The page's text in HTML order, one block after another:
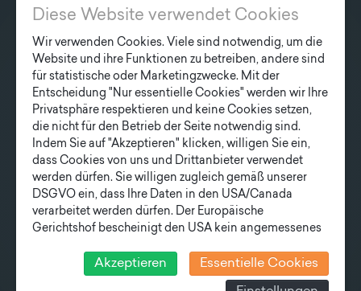
KONTAKT
Fonatsch GmbH
Industriestraße 6
3390 Melk
+43 27 52/ 52 723-0
office@fonatsch.at
SCHNELLEINSTIEG
MASTE STATION
AKTUELLES
LIEFERPROGRAMM
NEWSLETTER
Diese Website verwendet Cookies
Wir verwenden Cookies. Viele sind notwendig, um die
Website und ihre Funktionen zu betreiben, andere sind
für statistische oder Marketingzwecke. Mit der
Entscheidung "Nur essentielle Cookies" werden wir Ihre
Privatsphäre respektieren und keine Cookies setzen,
die nicht für den Betrieb der Seite notwendig sind.
Indem Sie auf "Akzeptieren" klicken, willigen Sie ein,
dass Cookies von uns und Drittanbieter verwendet
werden dürfen. Sie willigen zugleich gemäß unserer
DSGVO ein, dass Ihre Daten in den USA/Canada
verarbeitet werden dürfen. Der Europäische
Gerichtshof bescheinigt den USA kein angemessenes
Risiko, dass ihre Daten durch US-Behörden, zu
Kontroll- und zu Überwachungszwecken, verarbeitet
Akzeptieren Essentielle Cookies